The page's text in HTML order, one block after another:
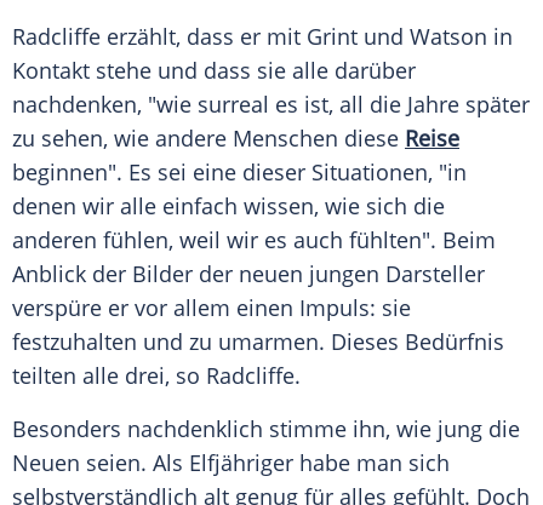
Radcliffe erzählt, dass er mit Grint und Watson in
Kontakt stehe und dass sie alle darüber
nachdenken, "wie surreal es ist, all die Jahre später
zu sehen, wie andere Menschen diese Reise
beginnen". Es sei eine dieser Situationen, "in
denen wir alle einfach wissen, wie sich die
anderen fühlen, weil wir es auch fühlten". Beim
Anblick der Bilder der neuen jungen Darsteller
verspüre er vor allem einen Impuls: sie
festzuhalten und zu umarmen. Dieses Bedürfnis
teilten alle drei, so Radcliffe.
Besonders nachdenklich stimme ihn, wie jung die
Neuen seien. Als Elfjähriger habe man sich
selbstverständlich alt genug für alles gefühlt. Doch